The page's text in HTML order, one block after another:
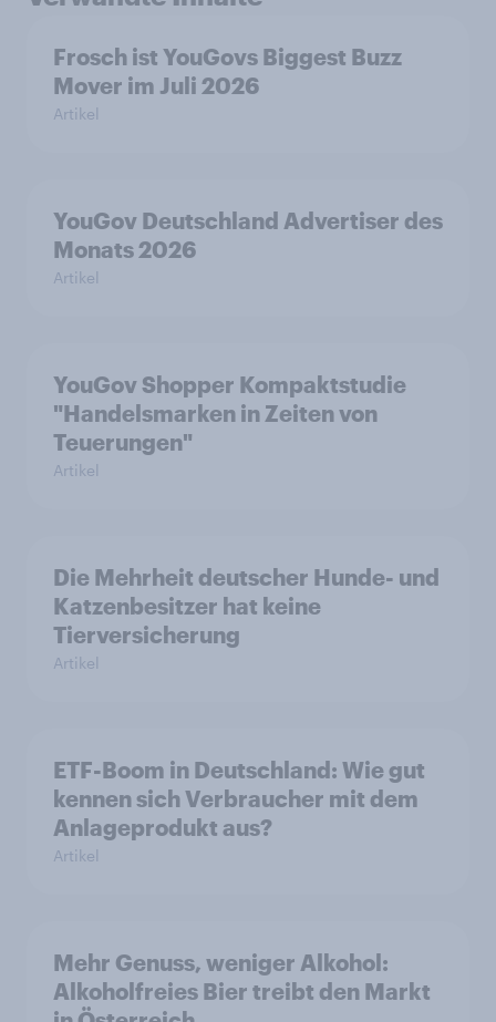
Frosch ist YouGovs Biggest Buzz
Mover im Juli 2026
Artikel
YouGov Deutschland Advertiser des
Monats 2026
Artikel
YouGov Shopper Kompaktstudie
"Handelsmarken in Zeiten von
Teuerungen"
Artikel
Die Mehrheit deutscher Hunde- und
Katzenbesitzer hat keine
Tierversicherung
Artikel
ETF-Boom in Deutschland: Wie gut
kennen sich Verbraucher mit dem
Anlageprodukt aus?
Artikel
Mehr Genuss, weniger Alkohol:
Alkoholfreies Bier treibt den Markt